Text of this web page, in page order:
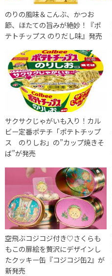
のりの風味＆こんぶ、かつお
節、ほたての旨みが絶妙！『ポ
テトチップス のりだし味』発売
サクサクじゃがいも入り！カル
ビー定番ポテチ「ポテトチップ
ス のりしお」の”カップ焼きそ
ば”が発売
空飛ぶコジコジ付き♡さくらも
もこの扉絵を贅沢にデザインし
たクッキー缶『コジコジ缶2』が
新発売